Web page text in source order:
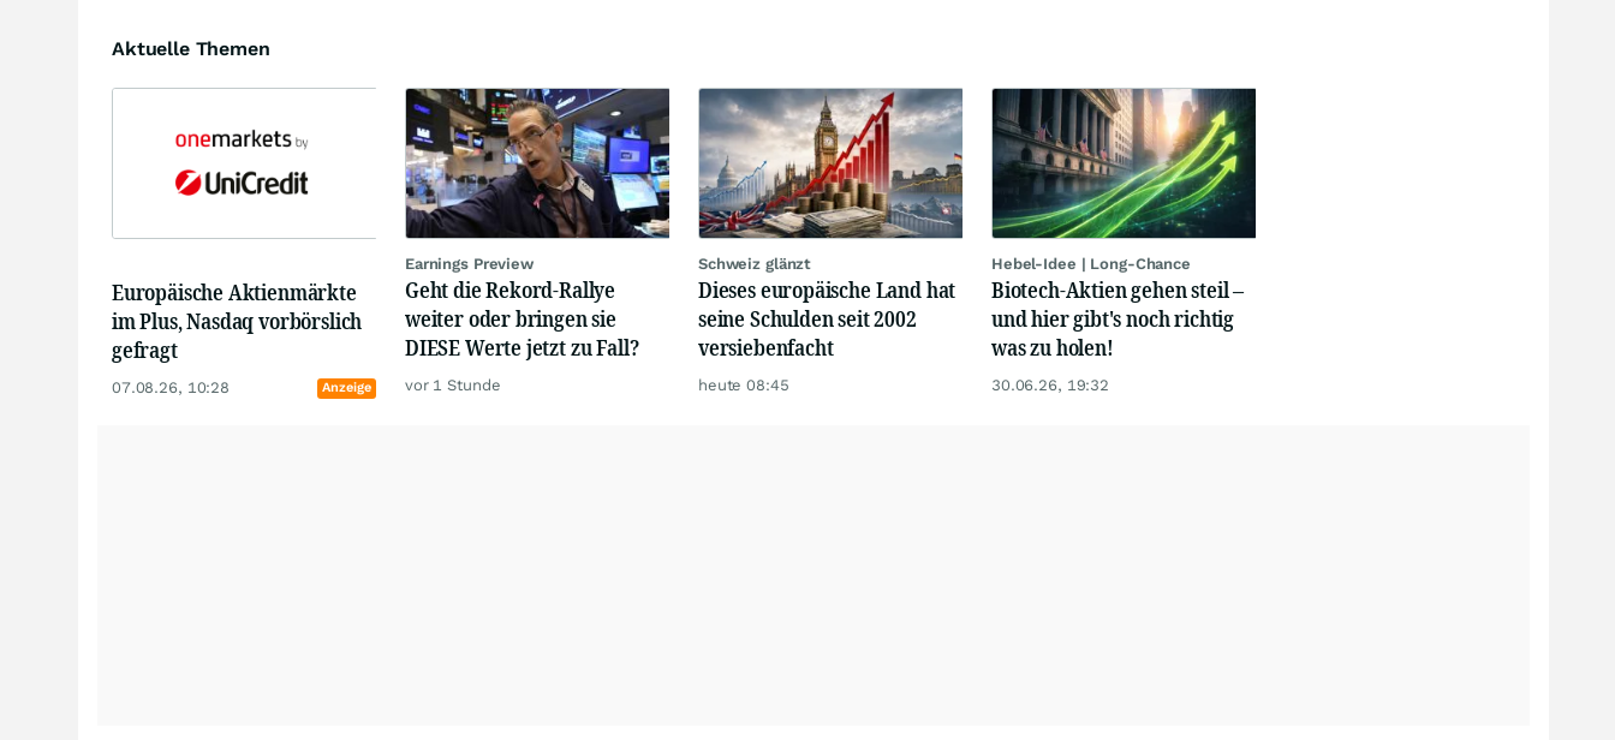
Aktuelle Themen
Europäische Aktienmärkte
im Plus, Nasdaq vorbörslich
gefragt
07.08.26, 10:28 Anzeige
Earnings Preview
Geht die Rekord-Rallye
weiter oder bringen sie
DIESE Werte jetzt zu Fall?
vor 1 Stunde
Schweiz glänzt
Dieses europäische Land hat
seine Schulden seit 2002
versiebenfacht
heute 08:45
Hebel-Idee | Long-Chance
Biotech-Aktien gehen steil –
und hier gibt's noch richtig
was zu holen!
30.06.26, 19:32